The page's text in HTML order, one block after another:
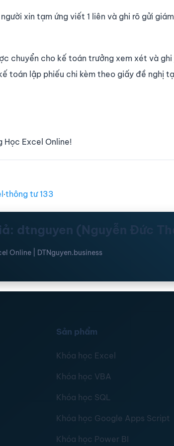
xin tạm ứng viết 1 liên và ghi rõ gửi
chuyển cho kế toán trưởng xem xét và
toán lập phiếu chi kèm theo giấy đề nghị
Excel Online!
∙thông tư 133
dtnguyen (Nguyễn Đức
Online | DTNguyen.business
Sản phẩm
Khóa học Excel
Khóa học VBA
Khóa học SQL
Khóa học Google Apps Script
Khóa học Power BI